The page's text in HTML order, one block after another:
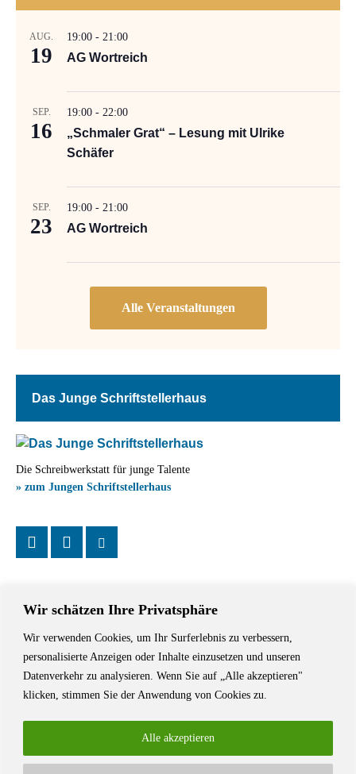
Wir schätzen Ihre Privatsphäre
Wir verwenden Cookies, um Ihr Surferlebnis zu verbessern,
personalisierte Anzeigen oder Inhalte einzusetzen und unseren
Datenverkehr zu analysieren. Wenn Sie auf „Alle akzeptieren"
klicken, stimmen Sie der Anwendung von Cookies zu.
Alle akzeptieren
AUG.
19
19:00 - 21:00
AG Wortreich
SEP.
16
19:00 - 22:00
„Schmaler Grat“ – Lesung mit Ulrike
Schäfer
SEP.
23
19:00 - 21:00
AG Wortreich
Das Junge Schriftstellerhaus
Die Schreibwerkstatt für junge Talente
» zum Jungen Schriftstellerhaus
Das Schriftstellerhaus ist ein beliebter Treffpunkt für Autorinnen und
Autoren aus Stuttgart und der Region sowie ein Veranstaltungsort für
Lesungen, Tagungen und Schreibwerkstätten.